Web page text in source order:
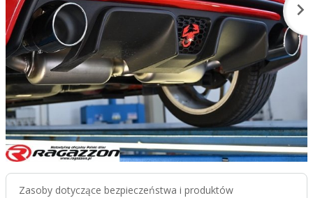
Zasoby dotyczące bezpieczeństwa i produktów